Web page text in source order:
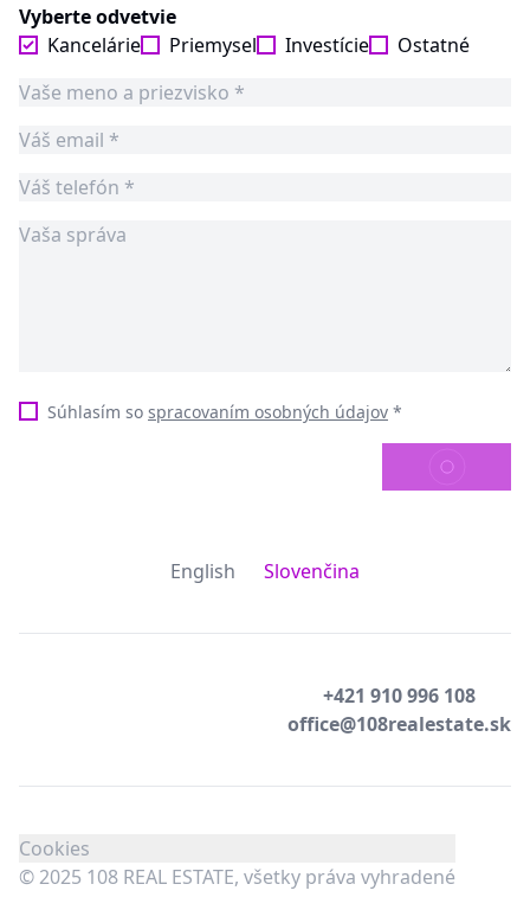
Vyberte odvetvie
Kancelárie
Priemysel Investície Ostatné
Súhlasím so spracovaním osobných údajov *
ODOSLAŤ
English Slovenčina
+421 910 996 108
office@108realestate.sk
Cookies
© 2025 108 REAL ESTATE, všetky práva vyhradené